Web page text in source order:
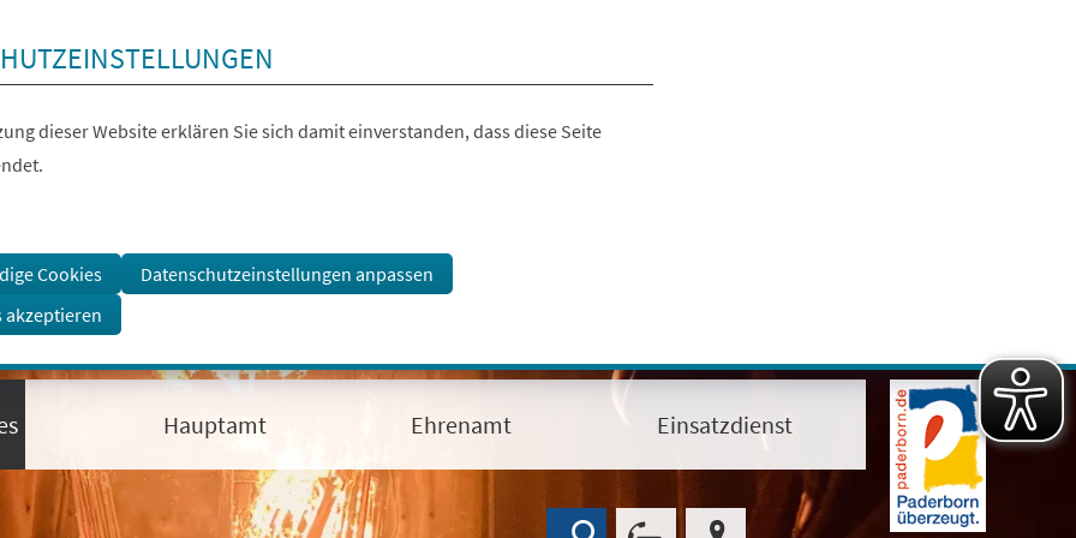
dieser Website erklären Sie sich damit einverstanden, dass diese Seite
Cookies
Datenschutzeinstellungen anpassen
akzeptieren
Hauptamt Ehrenamt Einsatzdienst